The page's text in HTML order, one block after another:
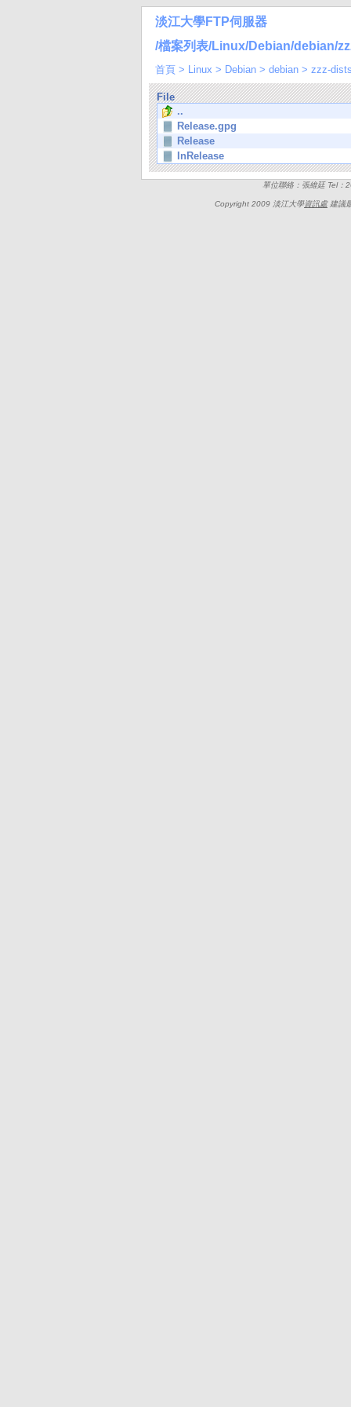
淡江大學FTP伺服器
/檔案列表/Linux/Debian/debian/
首頁 > Linux > Debian > debian > zzz-
File
..
Release.gpg
Release
InRelease
單位聯絡：張維廷 Tel
Copyright 2009 淡江大學資訊處建議